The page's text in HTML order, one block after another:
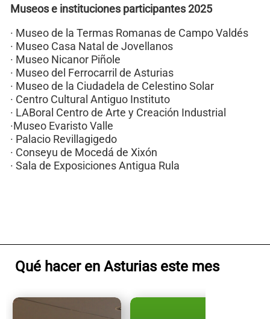
Museos e instituciones participantes 2025
· Museo de la Termas Romanas de Campo Valdés
· Museo Casa Natal de Jovellanos
· Museo Nicanor Piñole
· Museo del Ferrocarril de Asturias
· Museo de la Ciudadela de Celestino Solar
· Centro Cultural Antiguo Instituto
· LABoral Centro de Arte y Creación Industrial
·Museo Evaristo Valle
· Palacio Revillagigedo
· Conseyu de Mocedá de Xixón
· Sala de Exposiciones Antigua Rula
Qué hacer en Asturias este mes